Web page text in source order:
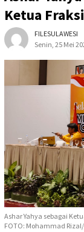
Ketua
FILESULAWESI
Senin, 25 Mei
Ashar Yahya sebagai
FOTO: Mohammad